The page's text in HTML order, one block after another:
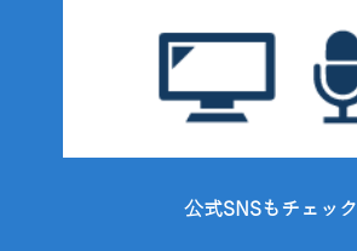
公式SNSもチェック